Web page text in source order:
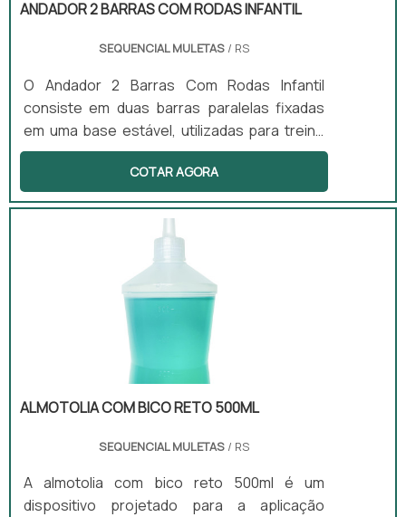
ANDADOR 2 BARRAS COM RODAS INFANTIL
SEQUENCIAL MULETAS/ RS
O Andador 2 Barras Com Rodas Infantil
consiste em duas barras paralelas fixadas
em uma base estável, utilizadas para treino
de marcha e equilíbrio. Este equipamento
promove reabilitação progressiva e
fortalecimento muscular, sendo
especialmente benéfico para pacientes
pós-cirúrgicos e aqueles que apresentam
distúrbios neuromotores. Sua aplicação é
comum em clínicas de fisioterapia, onde
auxilia na recuperação de mobilidade.
COTAR AGORA
ALMOTOLIA COM BICO RETO 500ML
SEQUENCIAL MULETAS/ RS
A almotolia com bico reto 500ml é um
dispositivo projetado para a aplicação